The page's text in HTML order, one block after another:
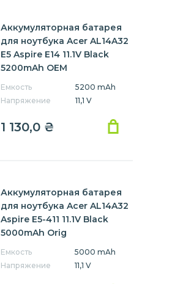
Аккумуляторная батарея
для ноутбука Acer AL14A32
E5 Aspire E14 11.1V Black
5200mAh OEM
Емкость
5200 mAh
Напряжение
11,1 V
1 130,0 ₴
Аккумуляторная батарея
для ноутбука Acer AL14A32
Aspire E5-411 11.1V Black
5000mAh Orig
Емкость
5000 mAh
Напряжение
11,1 V